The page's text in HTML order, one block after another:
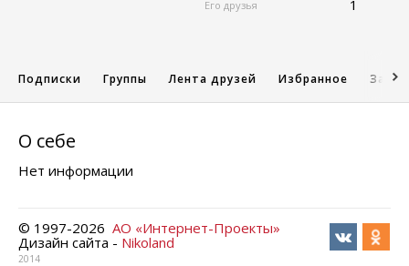
Его друзья 1
Подписки Группы Лента друзей Избранное
О себе
Нет информации
© 1997-2026 АО «Интернет-Проекты»
Дизайн сайта - Nikoland
2014